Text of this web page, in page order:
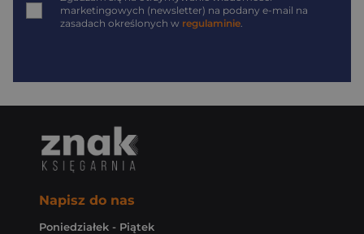
marketingowych (newsletter) na podany e-mail na
zasadach określonych w regulaminie.
Napisz do nas
Poniedziałek - Piątek